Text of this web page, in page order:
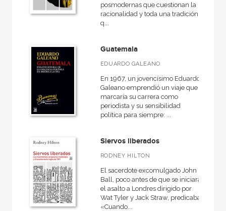
posmodernas que cuestionan la
racionalidad y toda una tradición
q...
Guatemala
EDUARDO GALEANO
En 1967, un jovencísimo Eduardo
Galeano emprendió un viaje que
marcaría su carrera como
periodista y su sensibilidad
política para siempre: ...
Siervos liberados
RODNEY HILTON
El sacerdote excomulgado John
Ball, poco antes de que se iniciara
el asalto a Londres dirigido por
Wat Tyler y Jack Straw, predicaba
«Cuando...